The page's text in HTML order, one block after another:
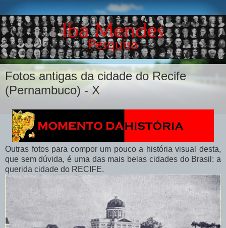
Fotos antigas da cidade do Recife
(Pernambuco) - X
Outras fotos para compor um pouco a história visual desta,
que sem dúvida, é uma das mais belas cidades do Brasil: a
querida cidade do RECIFE.